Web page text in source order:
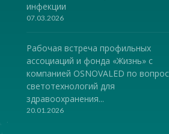
инфекции
07.03.2026
Рабочая встреча профильных
ассоциаций и фонда «Жизнь» с
компанией OSNOVALED по
светотехнологий для
здравоохранения...
20.01.2026